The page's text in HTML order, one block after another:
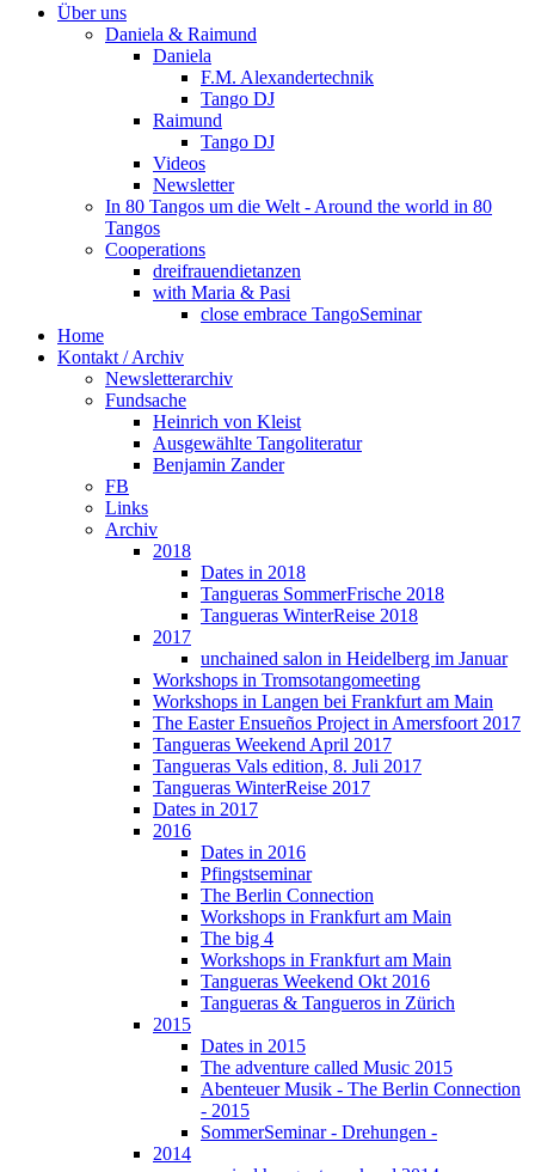
Über uns
Daniela & Raimund
Daniela
F.M. Alexandertechnik
Tango DJ
Raimund
Tango DJ
Videos
Newsletter
In 80 Tangos um die Welt - Around the world in 80
Tangos
Cooperations
dreifrauendietanzen
with Maria & Pasi
close embrace TangoSeminar
Home
Kontakt / Archiv
Newsletterarchiv
Fundsache
Heinrich von Kleist
Ausgewählte Tangoliteratur
Benjamin Zander
FB
Links
Archiv
2018
Dates in 2018
Tangueras SommerFrische 2018
Tangueras WinterReise 2018
2017
unchained salon in Heidelberg im Januar
Workshops in Tromsotangomeeting
Workshops in Langen bei Frankfurt am Main
The Easter Ensueños Project in Amersfoort 2017
Tangueras Weekend April 2017
Tangueras Vals edition, 8. Juli 2017
Tangueras WinterReise 2017
Dates in 2017
2016
Dates in 2016
Pfingstseminar
The Berlin Connection
Workshops in Frankfurt am Main
The big 4
Workshops in Frankfurt am Main
Tangueras Weekend Okt 2016
Tangueras & Tangueros in Zürich
2015
Dates in 2015
The adventure called Music 2015
Abenteuer Musik - The Berlin Connection
- 2015
SommerSeminar - Drehungen -
2014